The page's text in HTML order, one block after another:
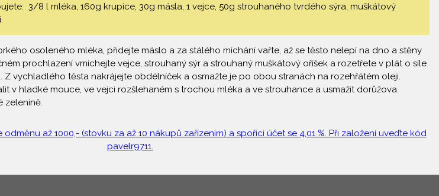
3/8 l mléka, 160g krupice, 30g másla, 1 vejce, 50g strouhaného tvrdého sýra, muškátový
osoleného mléka, přidejte máslo a za stálého míchání vařte, až se těsto nelepí na dno a stěny
prochlazení vmíchejte vejce, strouhaný sýr a strouhaný muškátový oříšek a rozetřete v plát o síle
vychladlého těsta nakrájejte obdélníček a osmažte je po obou stranách na rozehřátém oleji.
v hladké mouce, ve vejci rozšlehaném s trochou mléka a ve strouhance a usmažit dorůžova.
zelenině.
až 1000,- (stovku za až 10 nákupů zařízením) a spořící účet se 4,01 %. Při založení uveďte kód
pavelr9711.